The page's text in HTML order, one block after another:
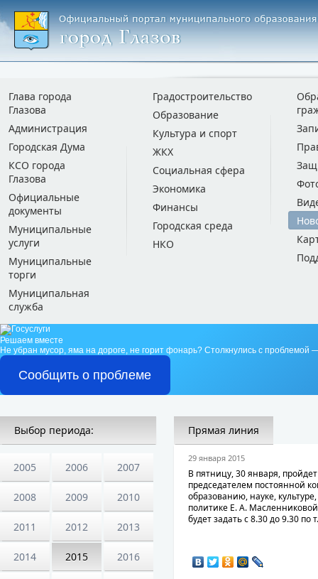
Глава города
Глазова
Администрация
Городская Дума
КСО города
Глазова
Официальные
документы
Муниципальные
услуги
Муниципальные
торги
Муниципальная
служба
Градостроительство
Образование
Культура и спорт
ЖКХ
Социальная сфера
Экономика
Финансы
Городская среда
НКО
Решаем вместе
Не убран мусор, яма на дороге, не горит фонарь? Столкнулись с проблемой
Сообщить о проблеме
Выбор периода:
2005 2006 2007
2008 2009 2010
2011 2012 2013
2014 2015 2016
Прямая линия
29 января 2015
В пятницу, 30 января,
председателем постоянной
образованию, науке,
политике Е. А.
будет задать с 8.30 до 9.30 по